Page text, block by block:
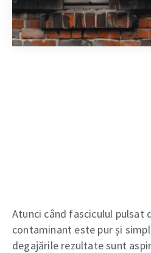
Atunci când fasciculul pulsat
contaminant este pur și
degajările rezultate sunt